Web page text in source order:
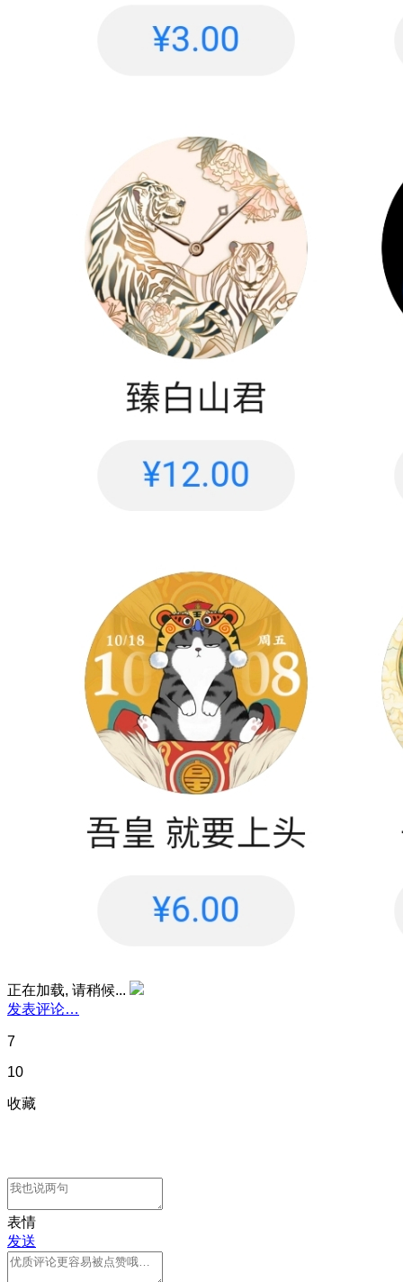
正在加载, 请稍候...
发表评论…
7
10
收藏
表情
发送